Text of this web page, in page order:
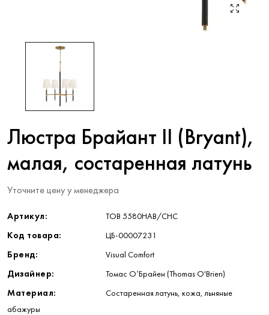
Люстра Брайант II (Bryant),
малая, состаренная латунь
Уточните цену у менеджера
Артикул: TOB 5580HAB/CHC
Код товара: ЦБ-00007231
Бренд: Visual Comfort
Дизайнер: Томас О’Брайен (Thomas O'Brien)
Материал: Состаренная латунь, кожа, льняные
абажуры